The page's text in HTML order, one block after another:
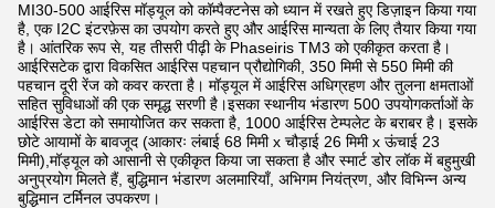
MI30-500 आईरिस मॉड्यूल को कॉम्पैक्टनेस को ध्यान में रखते हुए डिज़ाइन किया गया
है, एक I2C इंटरफ़ेस का उपयोग करते हुए और आईरिस मान्यता के लिए तैयार किया गया
है। आंतरिक रूप से, यह तीसरी पीढ़ी के Phaseiris TM3 को एकीकृत करता है।
आईरिसटेक द्वारा विकसित आईरिस पहचान प्रौद्योगिकी, 350 मिमी से 550 मिमी की
पहचान दूरी रेंज को कवर करता है। मॉड्यूल में आईरिस अधिग्रहण और तुलना क्षमताओं
सहित सुविधाओं की एक समृद्ध सरणी है।इसका स्थानीय भंडारण 500 उपयोगकर्ताओं के
आईरिस डेटा को समायोजित कर सकता है, 1000 आईरिस टेम्पलेट के बराबर है। इसके
छोटे आयामों के बावजूद (आकारः लंबाई 68 मिमी x चौड़ाई 26 मिमी x ऊंचाई 23
मिमी),मॉड्यूल को आसानी से एकीकृत किया जा सकता है और स्मार्ट डोर लॉक में बहुमुखी
अनुप्रयोग मिलते हैं, बुद्धिमान भंडारण अलमारियाँ, अभिगम नियंत्रण, और विभिन्न अन्य
बुद्धिमान टर्मिनल उपकरण।